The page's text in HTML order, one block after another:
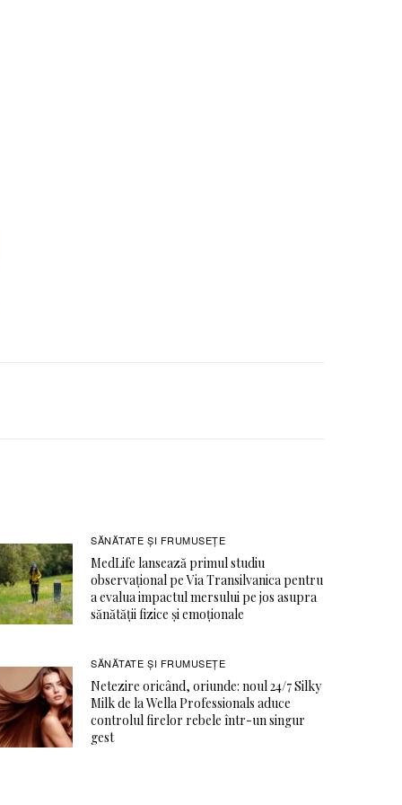
SĂNĂTATE ŞI FRUMUSEȚE
MedLife lansează primul studiu
observațional pe Via Transilvanica pentru
a evalua impactul mersului pe jos asupra
sănătății fizice și emoționale
SĂNĂTATE ŞI FRUMUSEȚE
Netezire oricând, oriunde: noul 24/7 Silky
Milk de la Wella Professionals aduce
controlul firelor rebele într-un singur
gest